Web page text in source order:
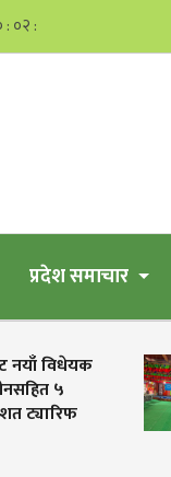
प्रदेश समाचार